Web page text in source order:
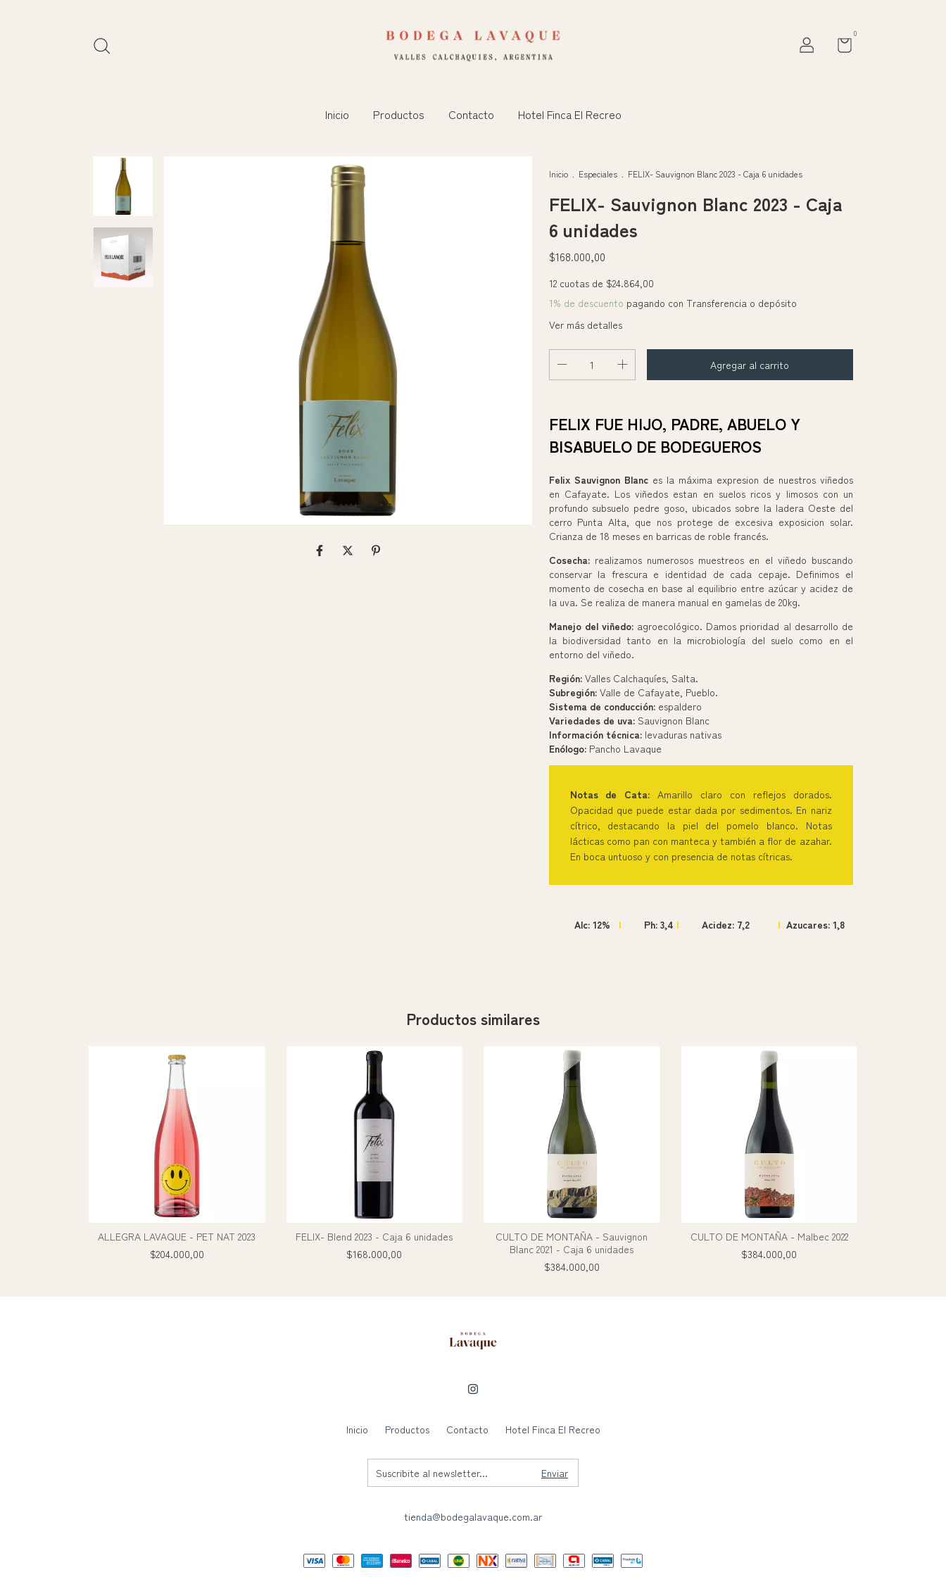
0
Inicio Productos Contacto Hotel Finca El Recreo
Inicio Especiales FELIX- Sauvignon Blanc 2023 - Caja 6 unidades
FELIX- Sauvignon Blanc 2023 - Caja
6 unidades
$168.000,00
12 cuotas de $24.864,00
1% de descuento pagando con Transferencia o depósito
Ver más detalles
FELIX FUE HIJO, PADRE, ABUELO Y
BISABUELO DE BODEGUEROS
Felix Sauvignon Blanc es la máxima expresion de nuestros viñedos
en Cafayate. Los viñedos estan en suelos ricos y limosos con un
profundo subsuelo pedre goso, ubicados sobre la ladera Oeste del
cerro Punta Alta, que nos protege de excesiva exposicion solar.
Crianza de 18 meses en barricas de roble francés.
Cosecha:realizamos numerosos muestreos en el viñedo buscando
conservar la frescura e identidad de cada cepaje. Definimos el
momento de cosecha en base al equilibrio entre azúcar y acidez de
la uva. Se realiza de manera manual en gamelas de 20kg.
Manejo del viñedo:agroecológico. Damos prioridad al desarrollo de
la biodiversidad tanto en la microbiología del suelo como en el
entorno del viñedo.
Región:Valles Calchaquíes, Salta.
Subregión:Valle de Cafayate, Pueblo.
Sistema de conducción: espaldero
Variedades de uva:Sauvignon Blanc
Información técnica:levaduras nativas
Enólogo:Pancho Lavaque
Notas de Cata:Amarillo claro con reflejos dorados.
Opacidad que puede estar dada por sedimentos. En nariz
cítrico, destacando la piel del pomelo blanco. Notas
lácticas como pan con manteca y también a flor de azahar.
En boca untuoso y con presencia de notas cítricas.
Alc: 12% | Ph: 3,4 | Acidez: 7,2 | Azucares: 1,8
Productos similares
ALLEGRA LAVAQUE - PET NAT 2023
$204.000,00
FELIX- Blend 2023 - Caja 6 unidades
$168.000,00
CULTO DE MONTAÑA - Sauvignon
Blanc 2021 - Caja 6 unidades
$384.000,00
CULTO DE MONTAÑA - Malbec 2022
$384.000,00
Inicio Productos Contacto Hotel Finca El Recreo
tienda@bodegalavaque.com.ar